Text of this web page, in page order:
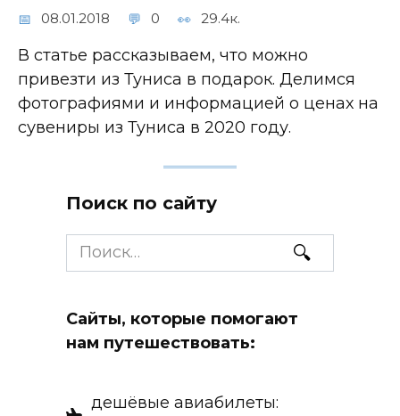
08.01.2018 0 29.4к.
В статье рассказываем, что можно
привезти из Туниса в подарок. Делимся
фотографиями и информацией о ценах на
сувениры из Туниса в 2020 году.
Поиск по сайту
Search
for:
Сайты, которые помогают
нам путешествовать:
дешёвые авиабилеты: